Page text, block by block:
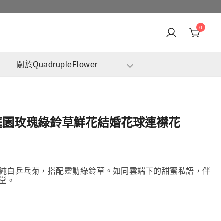
香港花店推介 | 即日送花服務、鮮花花束及花籃
0
關於QuadrupleFlower
玫瑰綠鈴草鮮花結婚花球連襟花
白乒乓菊，搭配靈動綠鈴草。如同雲端下的甜蜜私語，伴
。